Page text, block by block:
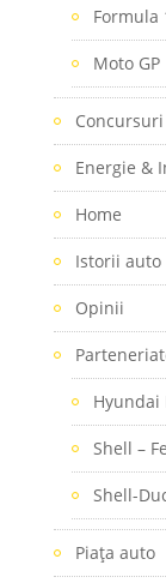
Formula
Moto GP
Concursuri
Energie &
Home
Istorii auto
Opinii
Shell –
Shell-
Piaţa auto